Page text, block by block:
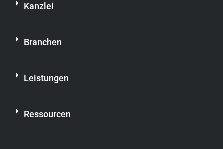
Kanzlei
Branchen
Leistungen
Ressourcen